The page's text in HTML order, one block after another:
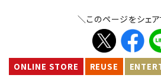
＼このページをシェ
ONLINE STORE REUSE